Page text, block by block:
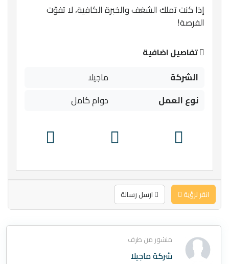
إذا كنت تملك الشغف والخبرة الكافية، لا تفوّت
الفرصة!
تفاصيل اضافية
الشركة
ماجيلا
نوع العمل
دوام كامل
انقر لرؤية ارسل رسالة
منشور من طرف
شركة ماجيلا